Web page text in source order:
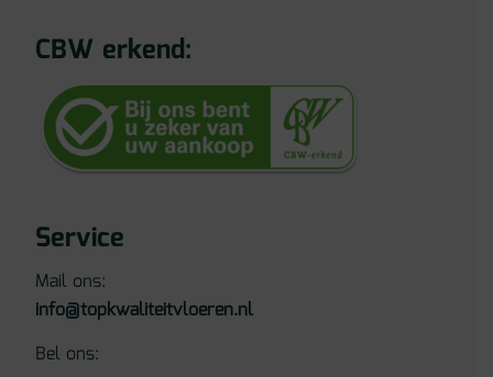
CBW erkend:
Service
Mail ons:
info@topkwaliteitvloeren.nl
Bel ons: